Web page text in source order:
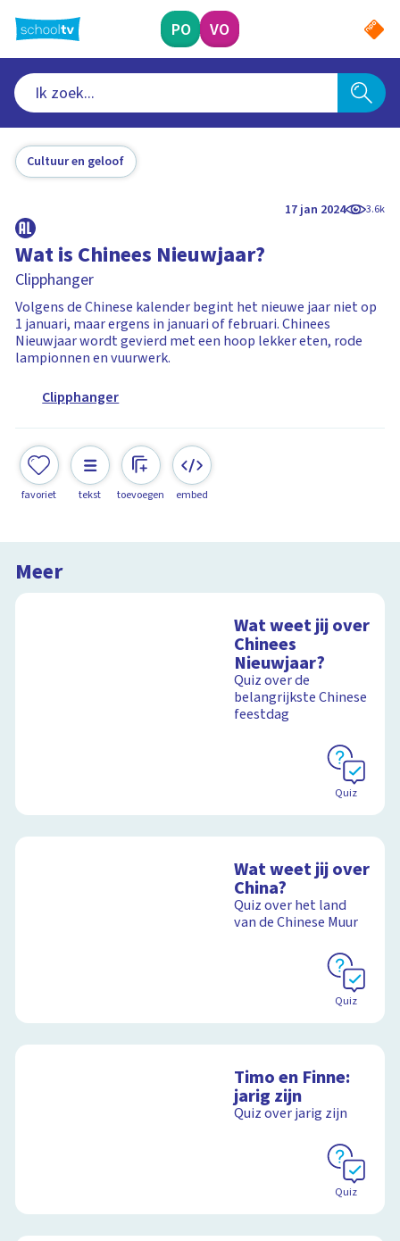
naar
hoofdinhoud
PO VO
Cultuur en geloof
17 jan 2024 3.6k
Wat is Chinees Nieuwjaar?
Clipphanger
Volgens de Chinese kalender begint het nieuwe jaar niet op
1 januari, maar ergens in januari of februari. Chinees
Nieuwjaar wordt gevierd met een hoop lekker eten, rode
lampionnen en vuurwerk.
Clipphanger
favoriet tekst toevoegen embed
Meer
Wat weet jij over
Chinees
Nieuwjaar?
Quiz over de
belangrijkste Chinese
feestdag
Quiz
Wat weet jij over
China?
Quiz over het land
van de Chinese Muur
Quiz
Timo en Finne:
jarig zijn
Quiz over jarig zijn
Quiz